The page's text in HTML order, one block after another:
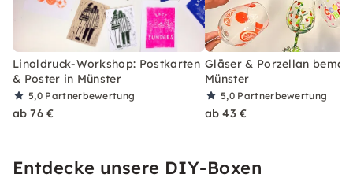
Linoldruck-Workshop: Postkarten
& Poster in Münster
5,0 Partnerbewertung
ab 76 €
Gläser & Porzellan
Münster
5,0 Partnerbewertung
ab 43 €
Entdecke unsere DIY-Boxen